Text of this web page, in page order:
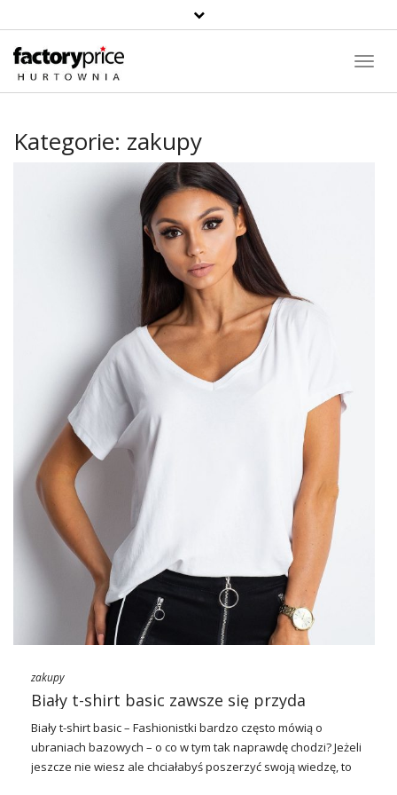
Suche
Kategorie: zakupy
zakupy
Biały t-shirt basic zawsze się przyda
Biały t-shirtbasic– Fashionistki bardzo często mówią o
ubraniach bazowych – o co w tym tak naprawdę chodzi? Jeżeli
jeszcze nie wiesz ale chciałabyś poszerzyć swoją wiedzę, to